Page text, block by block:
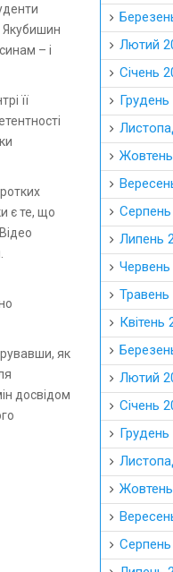
Якубишин
– і
її
є те, що
як
досвідом
Лютий
Січень
Грудень
Липень
Червень
Травень
Квітень
Лютий
Січень
Грудень